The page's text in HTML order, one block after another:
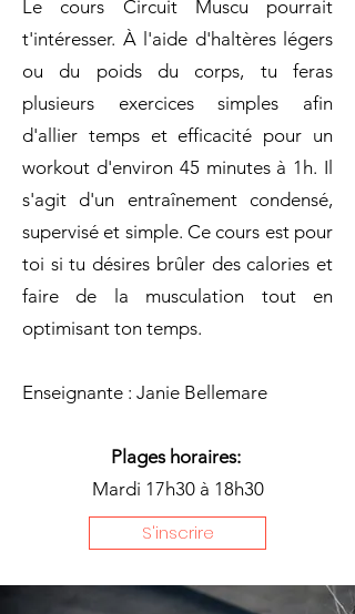
Le cours Circuit Muscu pourrait
t'intéresser. À l'aide d'haltères légers
ou du poids du corps, tu feras
plusieurs exercices simples afin
d'allier temps et efficacité pour un
workout d'environ 45 minutes à 1h. Il
s'agit d'un entraînement condensé,
supervisé et simple. Ce cours est pour
toi si tu désires brûler des calories et
faire de la musculation tout en
optimisant ton temps.
Enseignante : Janie Bellemare
Plages horaires:
Mardi 17h30 à 18h30
S'inscrire